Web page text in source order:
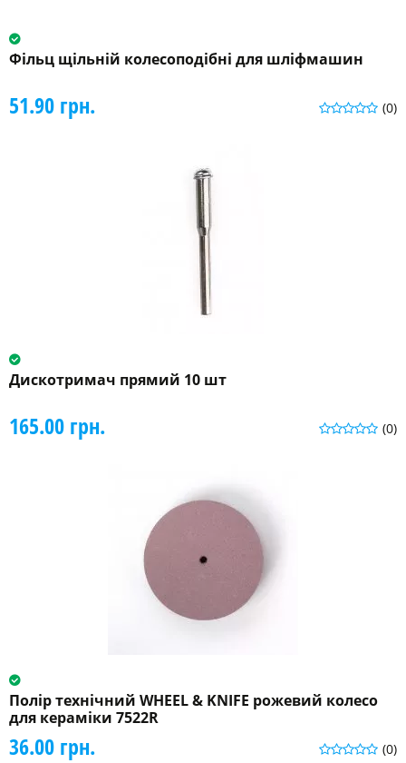
Фільц щільній колесоподібні для шліфмашин
(0)
51.90 грн.
Дискотримач прямий 10 шт
(0)
165.00 грн.
Полір технічний WHEEL & KNIFE рожевий колесо
для кераміки 7522R
(0)
36.00 грн.